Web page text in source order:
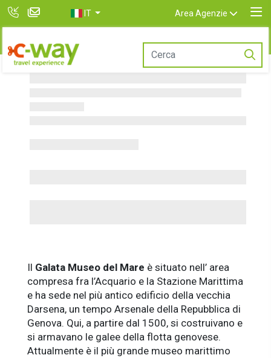
IT Area Agenzie
Il Galata Museo del Mare è situato nell’ area
compresa fra l’Acquario e la Stazione Marittima
e ha sede nel più antico edificio della vecchia
Darsena, un tempo Arsenale della Repubblica di
Genova. Qui, a partire dal 1500, si costruivano e
si armavano le galee della flotta genovese.
Attualmente è il più grande museo marittimo